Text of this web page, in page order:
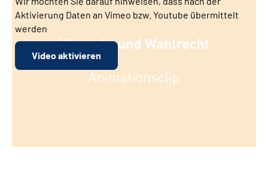
Aktivierung Daten an Vimeo bzw. Youtube übermittelt
werden
Video aktivieren